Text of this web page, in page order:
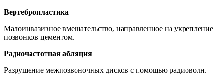
Вертебропластика
Малоинвазивное вмешательство, направленное на укрепление
позвонков цементом.
Радиочастотная абляция
Разрушение межпозвоночных дисков с помощью радиоволн.